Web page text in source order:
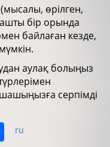
өрілген,
бір орында
байлаған кезде,
аулақ болыңыз
серпімді
Share
ru